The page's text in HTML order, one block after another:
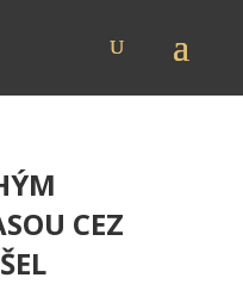
CEZ